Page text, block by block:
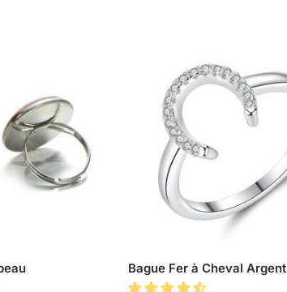
Bague Fer à Cheval Argent